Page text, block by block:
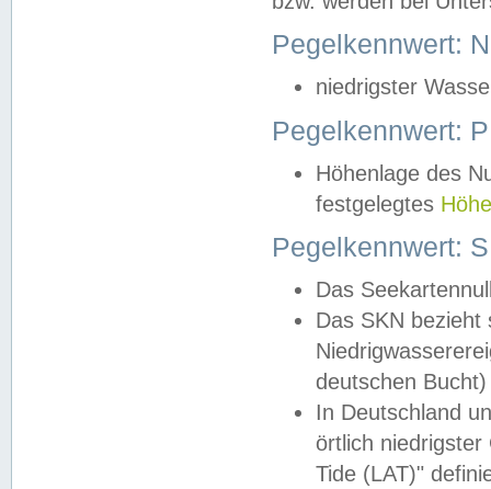
Pegelkennwert:
niedrigster
Pegelkennwert:
Höhenlage des
festgelegtes
Pegelkennwert:
Das
Das SKN
deutschen
In Deutschland
örtlich
Tide (LAT)"